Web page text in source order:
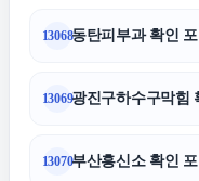
13068동탄피부과 확인
13069광진구하수구막힘
13070부산흥신소 확인